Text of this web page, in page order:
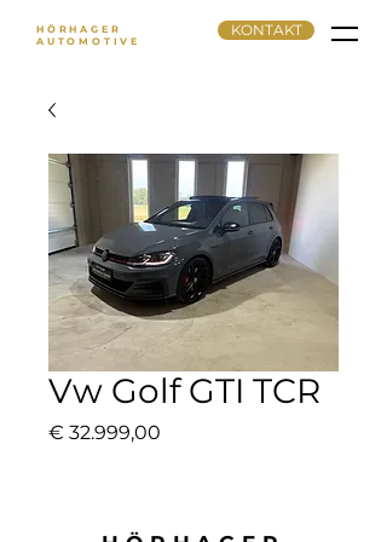
HÖRHAGER
AUTOMOTIVE
KONTAKT
Vw Golf GTI TCR
€ 32.999,00